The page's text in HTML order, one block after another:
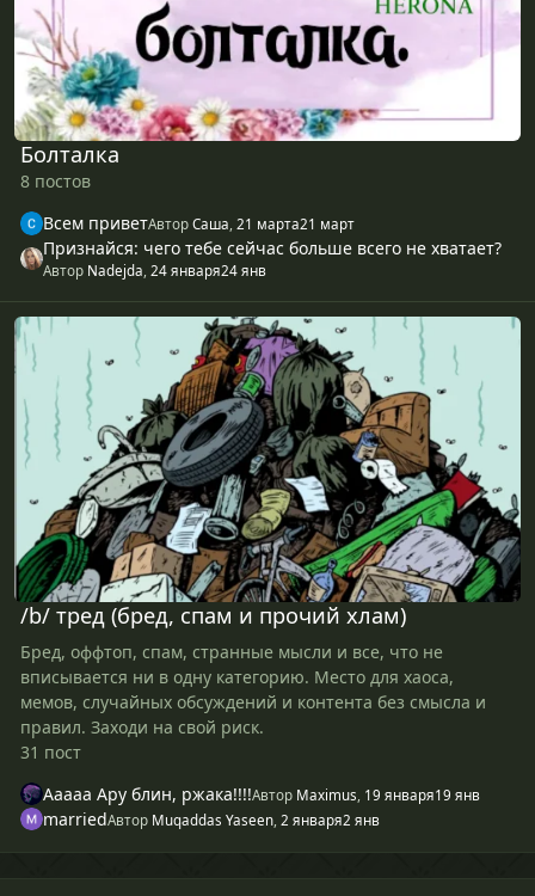
Болталка
8 постов
Всем приветАвторСаша,21 марта21 март
Признайся: чего тебе сейчас больше всего не хватает?
Автор Nadejda,24 января24 янв
/b/ тред (бред, спам и прочий хлам)
/b/ тред (бред, спам и прочий хлам)
Бред, оффтоп, спам, странные мысли и все, что не
вписывается ни в одну категорию. Место для хаоса,
мемов, случайных обсуждений и контента без смысла и
правил. Заходи на свой риск.
31 пост
Ааааа Ару блин, ржака!!!!Автор Maximus, 19 января19 янв
marriedАвтор Muqaddas Yaseen,2 января2 янв